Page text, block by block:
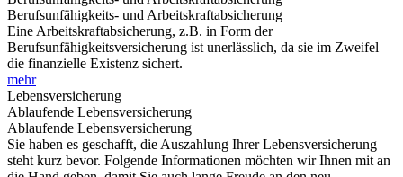
Berufsunfähigkeits- und Arbeitskraftabsicherung
Eine Arbeitskraftabsicherung, z.B. in Form der
Berufsunfähigkeitsversicherung ist unerlässlich, da sie im Zweifel
die finanzielle Existenz sichert.
mehr
Lebensversicherung
Ablaufende Lebensversicherung
Ablaufende Lebensversicherung
Sie haben es geschafft, die Auszahlung Ihrer Lebensversicherung
steht kurz bevor. Folgende Informationen möchten wir Ihnen mit an